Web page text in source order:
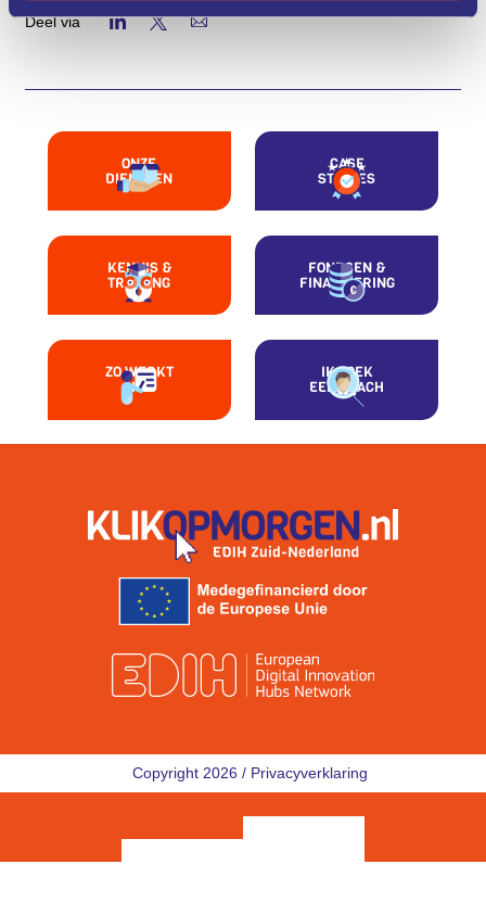
Deel via
ONZE
DIENSTEN
CASE
STUDIES
KENNIS &
TRAINING
FONDSEN &
FINANCIERING
ZO WERKT
HET
IK ZOEK
EEN COACH
Copyright 2026 / Privacyverklaring